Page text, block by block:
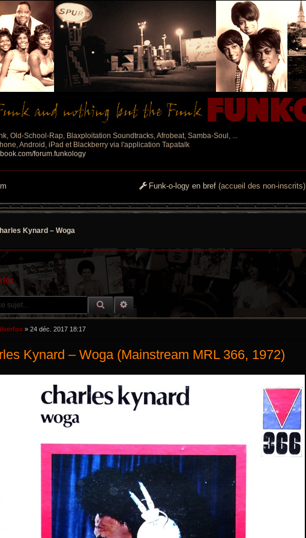
Old-School-Rap, Blaxploitation Soundtracks, Afrobeat, Samba-Soul, ...
Android, iPad et Blackberry via l'application Tapatalk
forum.funkology
Funk-o-logy en bref (accueil des non-inscrits)
Kynard – Woga
RECHERCHE GROOVY
» 24 déc. 2017 18:17
Kynard – Woga (Mainstream MRL 366, 1972)